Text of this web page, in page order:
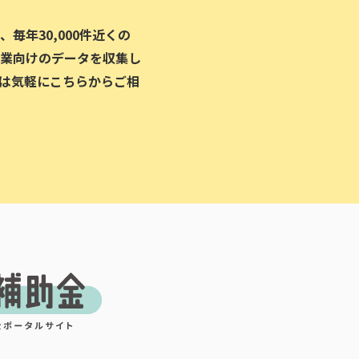
毎年30,000件近くの
向けのデータを収集し
気軽にこちらからご相